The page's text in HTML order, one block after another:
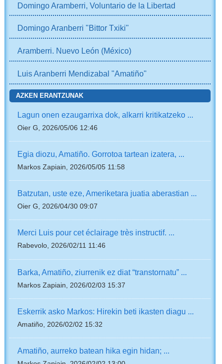
Domingo Aramberri, Voluntario de la Libertad
Domingo Aranberri "Bittor Txiki"
Aramberri. Nuevo León (México)
Luis Aranberri Mendizabal "Amatiño"
AZKEN ERANTZUNAK
Lagun onen ezaugarrixa dok, alkarri kritikatzeko ...
Oier G, 2026/05/06 12:46
Egia diozu, Amatiño. Gorrotoa tartean izatera, ...
Markos Zapiain, 2026/05/05 11:58
Batzutan, uste eze, Ameriketara juatia aberastian ...
Oier G, 2026/04/30 09:07
Merci Luis pour cet éclairage très instructif. ...
Rabevolo, 2026/02/11 11:46
Barka, Amatiño, ziurrenik ez diat “transtornatu” ...
Markos Zapiain, 2026/02/03 15:37
Eskerrik asko Markos: Hirekin beti ikasten diagu ...
Amatiño, 2026/02/02 15:32
Amatiño, aurreko batean hika egin hidan; ...